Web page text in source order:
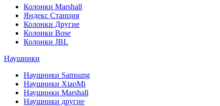
Колонки Marshall
Яндекс Станция
Колонки Другие
Колонки Bose
Колонки JBL
Наушники
Наушники Samsung
Наушники XiaoMi
Наушники Marshall
Наушники другие